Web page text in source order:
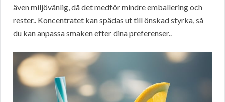
även miljövänlig, då det medför mindre emballering och
rester.. Koncentratet kan spädas ut till önskad styrka, så
du kan anpassa smaken efter dina preferenser..